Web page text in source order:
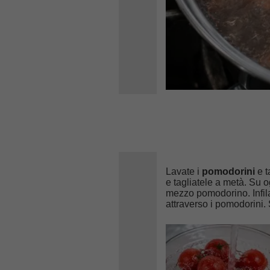
Lavate i pomodorini e
e tagliatele a metà. Su
mezzo pomodorino.
attraverso i pomodorini.